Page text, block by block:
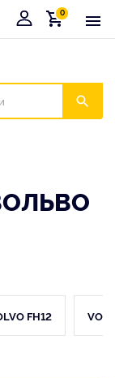
Корзина
0
FH12